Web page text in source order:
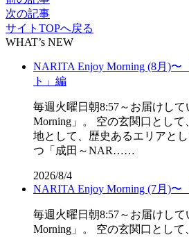
次の記事
サイトTOPへ戻る
WHAT’s NEW
NARITA Enjoy Morning (8月)〜
ト」編
毎週火曜日朝8:57～お届けし
Morning」。 空の玄関口とし
地として、歴史あるエリアと
つ「成田～NAR……
2026/8/4
NARITA Enjoy Morning (7月)〜
毎週火曜日朝8:57～お届けし
Morning」。 空の玄関口とし